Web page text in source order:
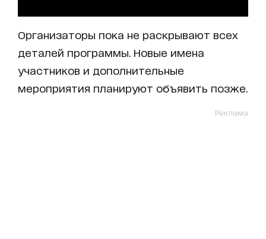
Организаторы пока не раскрывают всех
деталей программы. Новые имена
участников и дополнительные
мероприятия планируют объявить позже.
Реклама